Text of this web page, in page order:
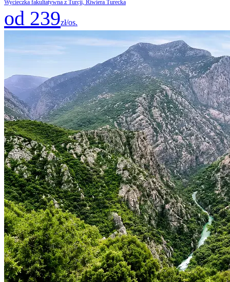
Wycieczka fakultatywna z Turcji, Riwiera Turecka
od 239zł/os.